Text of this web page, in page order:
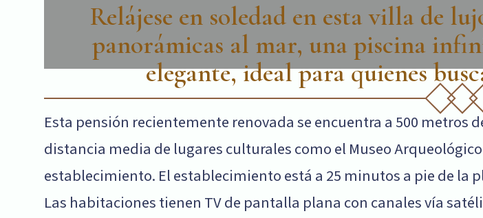
Relájese en soledad en esta villa de
panorámicas al mar, una piscina
elegante, ideal para quienes
Esta pensión recientemente renovada se encuentra a 500 metros
distancia media de lugares culturales como el Museo
establecimiento. El establecimiento está a 25 minutos a pie de la
Las habitaciones tienen TV de pantalla plana con canales vía